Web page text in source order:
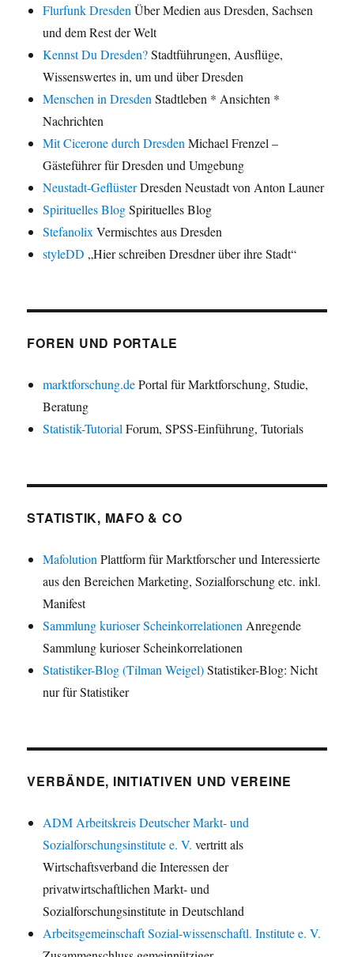
Flurfunk DresdenÜber Medien aus Dresden, Sachsen
und dem Rest der Welt
Kennst Du Dresden?Stadtführungen, Ausflüge,
Wissenswertes in, um und über Dresden
Menschen in DresdenStadtleben * Ansichten *
Nachrichten
Mit Cicerone durch DresdenMichael Frenzel –
Gästeführer für Dresden und Umgebung
Neustadt-GeflüsterDresden Neustadt von Anton Launer
Spirituelles BlogSpirituelles Blog
StefanolixVermischtes aus Dresden
styleDD „Hier schreiben Dresdner über ihre Stadt“
FOREN UND PORTALE
marktforschung.dePortal für Marktforschung, Studie,
Beratung
Statistik-TutorialForum, SPSS-Einführung, Tutorials
STATISTIK, MAFO & CO
MafolutionPlattform für Marktforscher und Interessierte
aus den Bereichen Marketing, Sozialforschung etc. inkl.
Manifest
Sammlung kurioser ScheinkorrelationenAnregende
Sammlung kurioser Scheinkorrelationen
Statistiker-Blog (Tilman Weigel)Statistiker-Blog: Nicht
nur für Statistiker
VERBÄNDE, INITIATIVEN UND VEREINE
ADM Arbeitskreis Deutscher Markt- und
Sozialforschungsinstitute e. V. vertritt als
Wirtschaftsverband die Interessen der
privatwirtschaftlichen Markt- und
Sozialforschungsinstitute in Deutschland
Arbeitsgemeinschaft Sozial-wissenschaftl. Institute e. V.